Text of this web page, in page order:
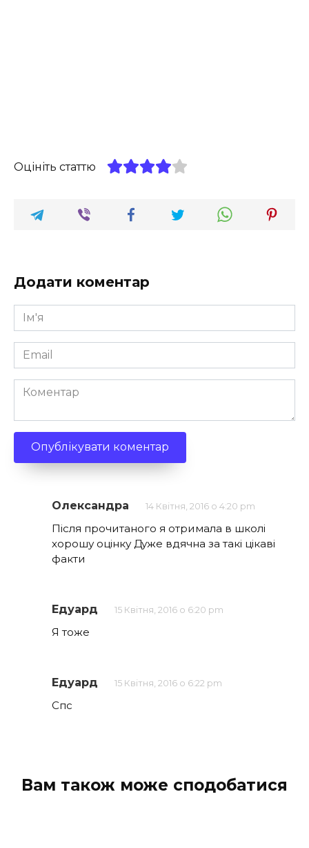
Оцініть статтю
Додати коментар
Ім'я
*
Email
*
Коментар
Олександра 14 Квітня, 2016 о 4:20 pm
Після прочитаного я отримала в школі
хорошу оцінку Дуже вдячна за такі цікаві
факти
Едуард 15 Квітня, 2016 о 6:20 pm
Я тоже
Едуард 15 Квітня, 2016 о 6:22 pm
Спс
Вам також може сподобатися